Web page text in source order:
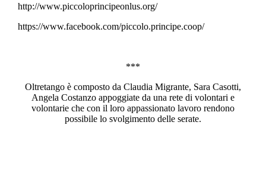
http://www.piccoloprincipeonlus.org/
https://www.facebook.com/piccolo.principe.coop/
***
Oltretango è composto da Claudia Migrante, Sara Casotti,
Angela Costanzo appoggiate da una rete di volontari e
volontarie che con il loro appassionato lavoro rendono
possibile lo svolgimento delle serate.